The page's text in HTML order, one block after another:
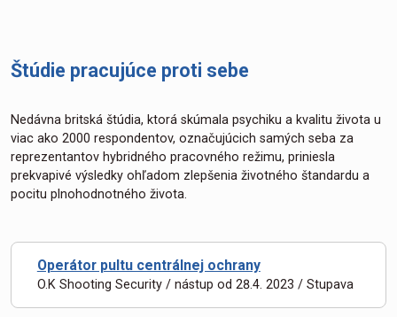
Štúdie pracujúce proti sebe
Nedávna britská štúdia, ktorá skúmala psychiku a kvalitu života u
viac ako 2000 respondentov, označujúcich samých seba za
reprezentantov hybridného pracovného režimu, priniesla
prekvapivé výsledky ohľadom zlepšenia životného štandardu a
pocitu plnohodnotného života.
Operátor pultu centrálnej ochrany
O.K Shooting Security / nástup od 28.4. 2023 / Stupava